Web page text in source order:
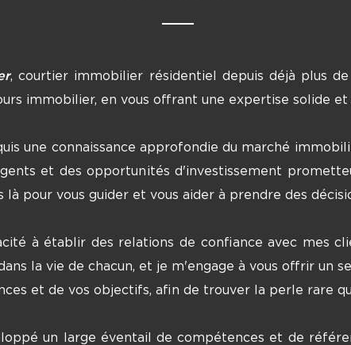
, courtier immobilier résidentiel depuis déjà plus
immobilier, en vous offrant une expertise solide
une connaissance approfondie du marché
et des opportunités d'investissement
pour vous guider et vous aider à prendre des
à établir des relations de confiance avec mes
la vie de chacun, et je m'engage à vous offrir un
et de vos objectifs, afin de trouver la perle rare
un large éventail de compétences et de